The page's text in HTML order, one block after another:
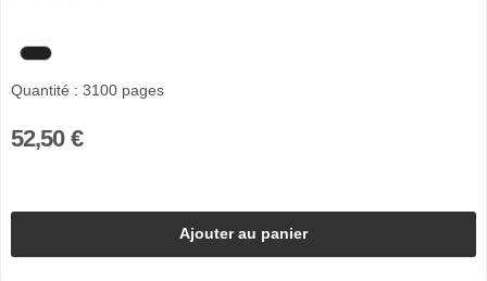
Quantité : 3100 pages
52,50 €
Ajouter au panier